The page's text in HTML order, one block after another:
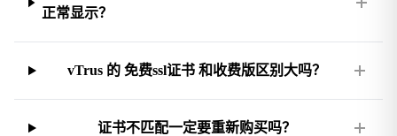
正常显示？
vTrus 的 免费ssl证书 和收费版区别大吗？
证书不匹配一定要重新购买吗？